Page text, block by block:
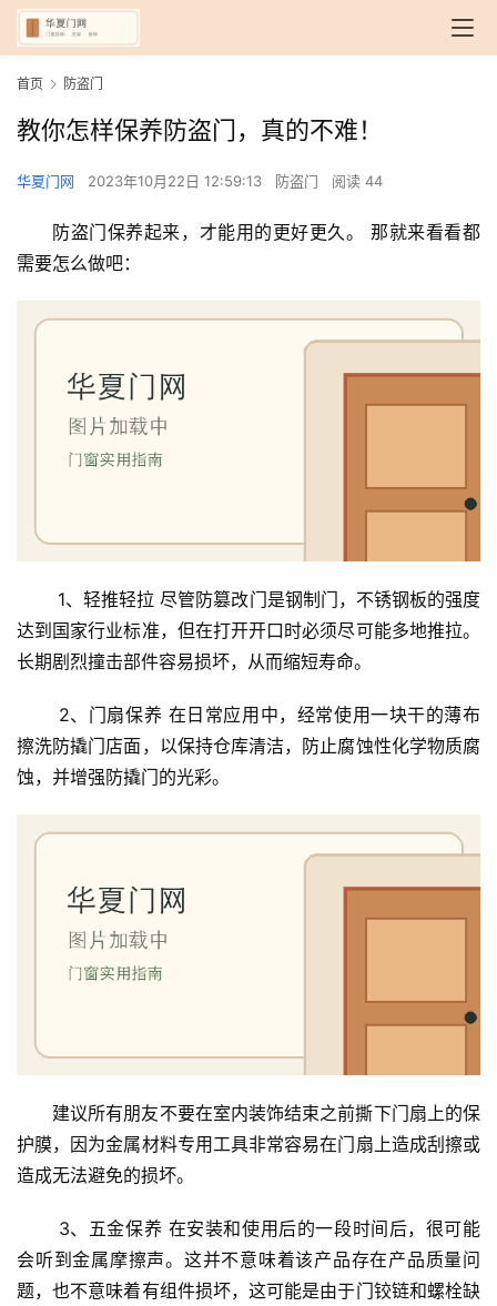
页
户
门
门
首页 防盗门
教你怎样保养防盗门，真的不难！
华夏门网 2023年10月22日 12:59:13 防盗门 阅读 44
防盗门保养起来，才能用的更好更久。 那就来看看都
需要怎么做吧：
达到国家行业标准，但在打开开口时必须尽可能多地推拉。
长期剧烈撞击部件容易损坏，从而缩短寿命。
擦洗防撬门店面，以保持仓库清洁，防止腐蚀性化学物质腐
蚀，并增强防撬门的光彩。
建议所有朋友不要在室内装饰结束之前撕下门扇上的保
护膜，因为金属材料专用工具非常容易在门扇上造成刮擦或
造成无法避免的损坏。
会听到金属摩擦声。这并不意味着该产品存在产品质量问
题，也不意味着有组件损坏，这可能是由于门铰链和螺栓缺